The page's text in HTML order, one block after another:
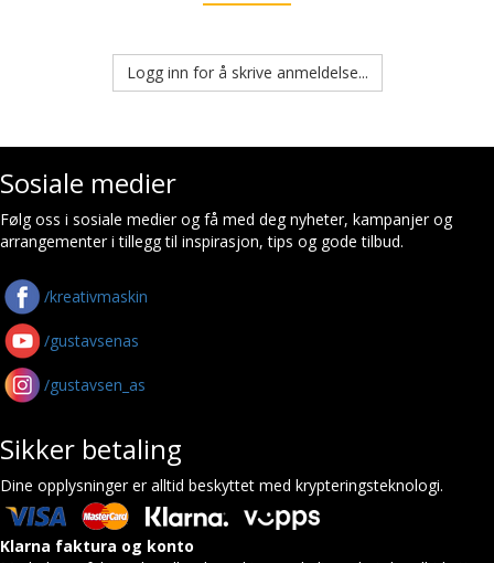
Logg inn for å skrive anmeldelse...
Sosiale medier
Følg oss i sosiale medier og få med deg nyheter, kampanjer og
arrangementer i tillegg til inspirasjon, tips og gode tilbud.
/kreativmaskin
/gustavsenas
/gustavsen_as
Sikker betaling
Dine opplysninger er alltid beskyttet med krypteringsteknologi.
Klarna faktura og konto